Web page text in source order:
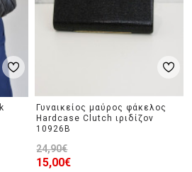
Γυναικείος μαύρος φάκελος
Hardcase Clutch ιριδίζον
10926B
15,00€
24,90€